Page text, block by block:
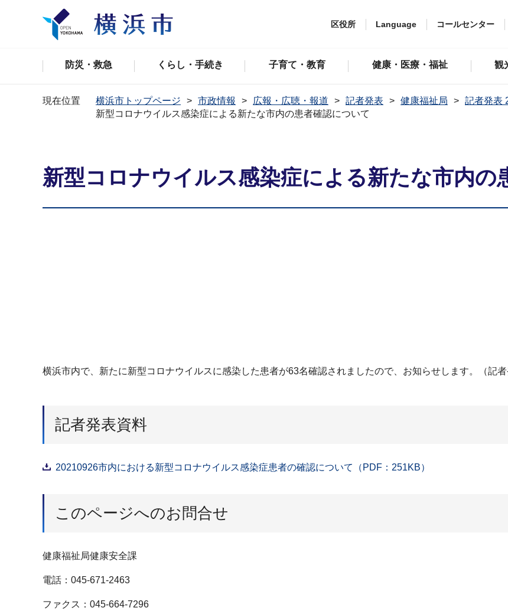
区役所 Language コールセンター
防災・救急 くらし・手続き 子育て・教育 健康・医療・福祉 観
現在位置 横浜市トップページ 市政情報 広報・広聴・報道 記者発表 健康福祉局
記者発表
新型コロナウイルス感染症による新たな市内の患者確認について
新型コロナウイルス感染症による新たな市内の
横浜市内で、新たに新型コロナウイルスに感染した患者が63名確認されましたので、お知らせします。（記
記者発表資料
20210926市内における新型コロナウイルス感染症患者の確認について（PDF：251KB）
このページへのお問合せ
健康福祉局健康安全課
電話：045-671-2463
ファクス：045-664-7296